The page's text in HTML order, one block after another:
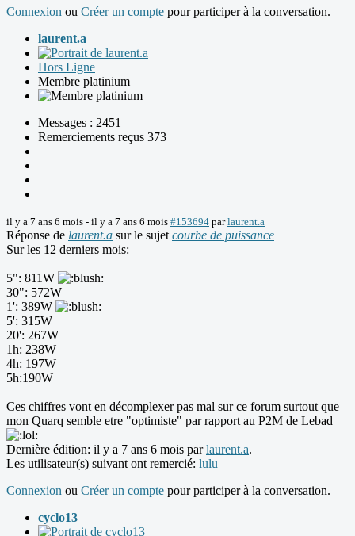
Connexion ou Créer un compte pour participer à la conversation.
laurent.a
Hors Ligne
Membre platinium
Messages : 2451
Remerciements reçus 373
il y a 7 ans 6 mois - il y a 7 ans 6 mois #153694 parlaurent.a
Réponse de laurent.a sur le sujet courbe de puissance
Sur les 12 derniers mois:
5": 811W
30": 572W
1': 389W
5': 315W
20': 267W
1h: 238W
4h: 197W
5h:190W
Ces chiffres vont en décomplexer pas mal sur ce forum surtout que
mon Quarq semble etre "optimiste" par rapport au P2M de Lebad
Dernière édition: il y a 7 ans 6 mois parlaurent.a.
Les utilisateur(s) suivant ont remercié: lulu
Connexion ou Créer un compte pour participer à la conversation.
cyclo13